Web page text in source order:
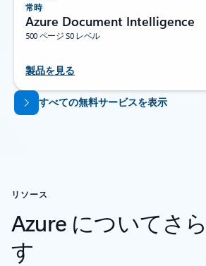
常時
Azure Document Intelligence
500 ページ S0 レベル
製品を見る
タブに戻るすべての無料サービスを表示
リソース
Azure についてさ
す